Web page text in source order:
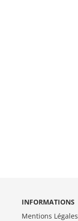
INFORMATIONS
Mentions Légales